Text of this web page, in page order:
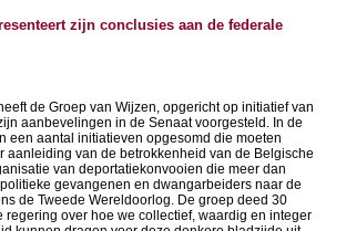
zijn conclusies aan de federale
de Groep van Wijzen, opgericht op initiatief van
aanbevelingen in de Senaat voorgesteld. In de
een aantal initiatieven opgesomd die moeten
aanleiding van de betrokkenheid van de Belgische
van deportatiekonvooien die meer dan
gevangenen en dwangarbeiders naar de
de Tweede Wereldoorlog. De groep deed 30
regering over hoe we collectief, waardig en integer